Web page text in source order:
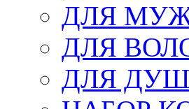
ДЛЯ
ДЛЯ
ДЛЯ